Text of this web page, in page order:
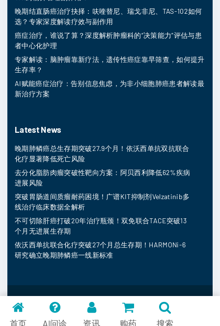
晚期结直肠癌治疗抉择：呋喹替尼、瑞戈非尼、TAS-102如何
选？专家深度解读疗效与副作用
癌症治疗，谁说了算？深度解析肿瘤科的“决策能力”评估与患
者中心化护理
专家解读：脑肿瘤靠新疗法，遗传性癌症靠早筛查，如何提升
生存率？
AI赋能癌症治疗：告别信息焦虑，为非小细胞肺癌患者解读最
新治疗方案
Latest News
晚期肺鳞癌总生存期突破27.9个月！依沃西单抗双抗联合
化疗显著降低死亡风险
去分化脂肪肉瘤突破性靶向方案：阿贝西利降低62%疾病
进展风险
突破胃肠道间质瘤耐药困境！广谱KIT抑制剂Velzatinib多
线治疗临床数据全解析
不可切除肝癌打破20年治疗瓶颈！双免联合TACE突破13
个月无进展生存期
依沃西单抗联合化疗突破27个月总生存期！HARMONi-6
研究确立晚期肺鳞癌一线新标准
MedFind © 2026
首页 AI问诊 资讯 购药 搜索